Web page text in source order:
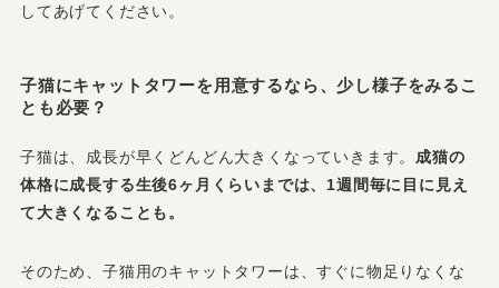
してあげてください。
子猫にキャットタワーを用意するなら、少し様子をみるこ
とも必要？
子猫は、成長が早くどんどん大きくなっていきます。 成猫の
体格に成長する生後6ヶ月くらいまでは、1週間毎に目に見え
て大きくなることも。
そのため、子猫用のキャットタワーは、すぐに物足りなくな